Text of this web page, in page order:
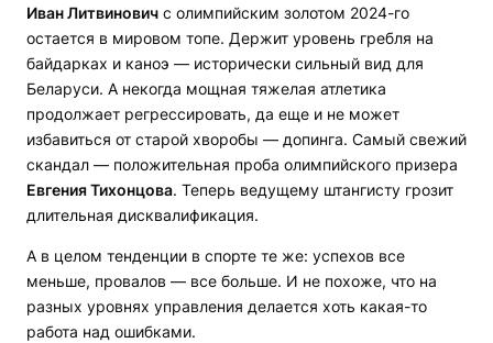
Иван Литвинович с олимпийским золотом 2024-го
остается в мировом топе. Держит уровень гребля на
байдарках и каноэ — исторически сильный вид для
Беларуси. А некогда мощная тяжелая атлетика
продолжает регрессировать, да еще и не может
избавиться от старой хворобы — допинга. Самый свежий
скандал — положительная проба олимпийского призера
Евгения Тихонцова. Теперь ведущему штангисту грозит
длительная дисквалификация.
А в целом тенденции в спорте те же: успехов все
меньше, провалов — все больше. И не похоже, что на
разных уровнях управления делается хоть какая-то
работа над ошибками.